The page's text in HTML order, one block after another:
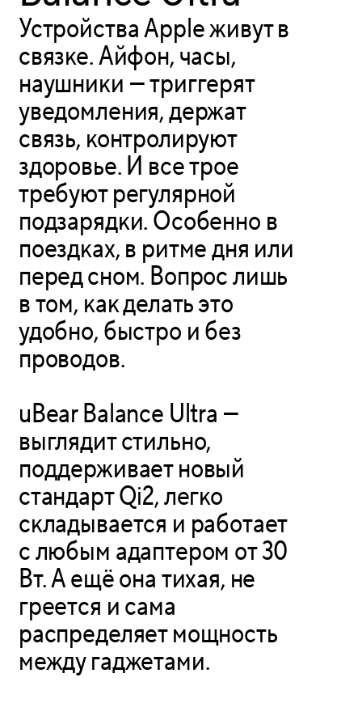
Устройства Apple живут в
связке. Айфон, часы,
наушники — триггерят
уведомления, держат
связь, контролируют
здоровье. И все трое
требуют регулярной
подзарядки. Особенно в
поездках, в ритме дня или
перед сном. Вопрос лишь
в том, как делать это
удобно, быстро и без
проводов.
uBear Balance Ultra —
выглядит стильно,
поддерживает новый
стандарт Qi2, легко
складывается и работает
с любым адаптером от 30
Вт. А ещё она тихая, не
греется и сама
распределяет мощность
между гаджетами.